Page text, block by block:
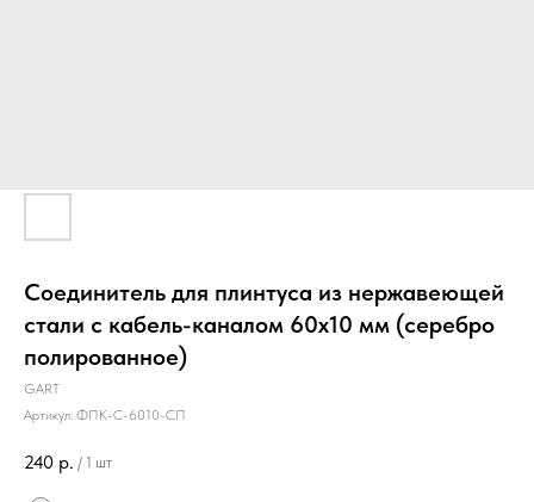
Соединитель для плинтуса из нержавеющей
стали с кабель-каналом 60х10 мм (серебро
полированное)
GART
Артикул: ФПК-С-6010-СП
240 р. / 1 шт